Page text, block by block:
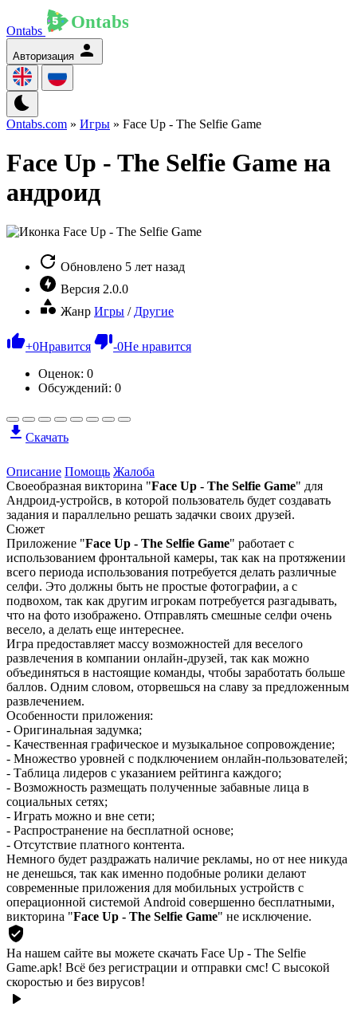
Ontabs
Авторизация
Ontabs.com » Игры » Face Up - The Selfie Game
Face Up - The Selfie Game на
андроид
Обновлено 5 лет назад
Версия 2.0.0
Жанр Игры / Другие
+0Нравится -0Не нравится
Оценок: 0
Обсуждений: 0
Скачать
Описание Помощь Жалоба
Своеобразная викторина "Face Up - The Selfie Game" для
Андроид-устройсв, в которой пользователь будет создавать
задания и параллельно решать задачки своих друзей.
Сюжет
Приложение "Face Up - The Selfie Game" работает с
использованием фронтальной камеры, так как на протяжении
всего периода использования потребуется делать различные
селфи. Это должны быть не простые фотографии, а с
подвохом, так как другим игрокам потребуется разгадывать,
что на фото изображено. Отправлять смешные селфи очень
весело, а делать еще интереснее.
Игра предоставляет массу возможностей для веселого
развлечения в компании онлайн-друзей, так как можно
объединяться в настоящие команды, чтобы заработать больше
баллов. Одним словом, оторвешься на славу за предложенным
развлечением.
Особенности приложения:
- Оригинальная задумка;
- Качественная графическое и музыкальное сопровождение;
- Множество уровней с подключением онлайн-пользователей;
- Таблица лидеров с указанием рейтинга каждого;
- Возможность размещать полученные забавные лица в
социальных сетях;
- Играть можно и вне сети;
- Распространение на бесплатной основе;
- Отсутствие платного контента.
Немного будет раздражать наличие рекламы, но от нее никуда
не денешься, так как именно подобные ролики делают
современные приложения для мобильных устройств с
операционной системой Android совершенно бесплатными,
викторина "Face Up - The Selfie Game" не исключение.
На нашем сайте вы можете скачать Face Up - The Selfie
Game.apk! Всё без регистрации и отправки смс! С высокой
скоростью и без вирусов!